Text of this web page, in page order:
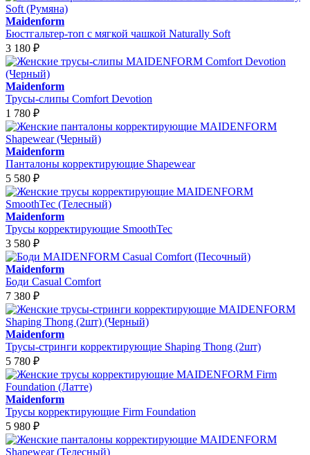
Maidenform
Бюстгальтер-топ с мягкой чашкой Naturally Soft
3 180 ₽
Maidenform
Трусы-слипы Comfort Devotion
1 780 ₽
Maidenform
Панталоны корректирующие Shapewear
5 580 ₽
Maidenform
Трусы корректирующие SmoothTec
3 580 ₽
Maidenform
Боди Casual Comfort
7 380 ₽
Maidenform
Трусы-стринги корректирующие Shaping Thong (2шт)
5 780 ₽
Maidenform
Трусы корректирующие Firm Foundation
5 980 ₽